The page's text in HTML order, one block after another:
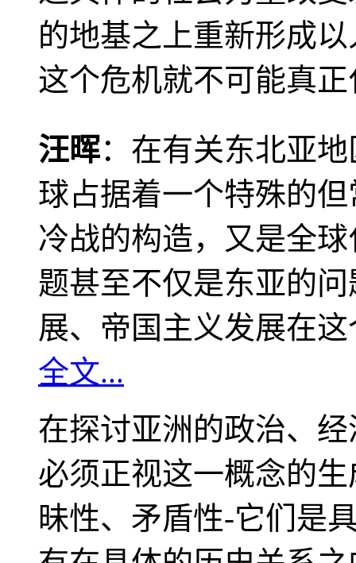
的地基之上重新形成
这个危机就不可能真
汪晖：在有关东北亚
球占据着一个特殊的
冷战的构造，又是全
题甚至不仅是东亚的
展、帝国主义发展在
全文...
在探讨亚洲的政治、
必须正视这一概念的
昧性、矛盾性-它们是